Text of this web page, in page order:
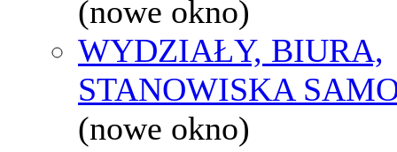
(nowe okno)
WYDZIAŁY, BIURA,
STANOWISKA
(nowe okno)